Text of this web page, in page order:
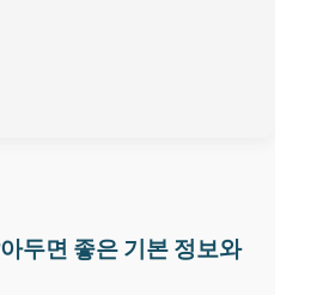
두면 좋은 기본 정보와